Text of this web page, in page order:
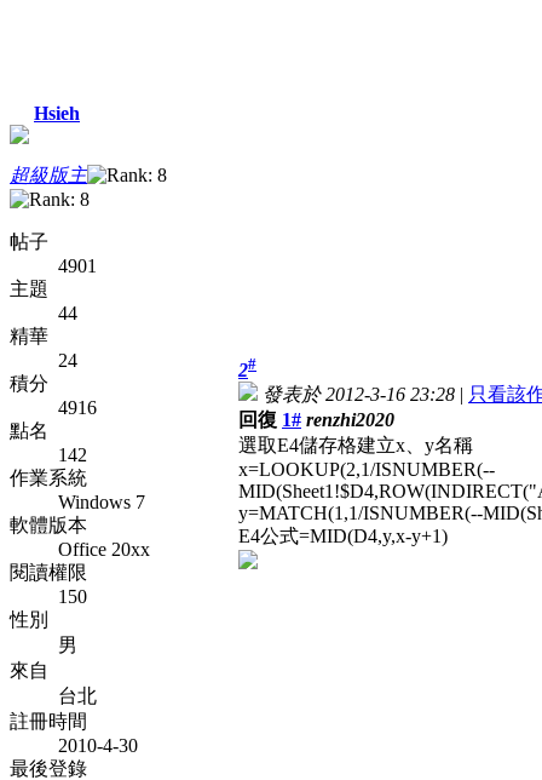
Hsieh
超級版主
帖子
4901
主題
44
精華
24
積分
4916
點名
142
作業系統
Windows 7
軟體版本
Office 20xx
閱讀權限
150
性別
男
來自
台北
註冊時間
2010-4-30
最後登錄
2#
發表於 2012-3-16 23:28 | 只看該
回復 1# renzhi2020
選取E4儲存格建立x、y名稱
x=LOOKUP(2,1/ISNUMBER(--
y=MATCH(1,1/ISNUMBER(--
E4公式=MID(D4,y,x-y+1)